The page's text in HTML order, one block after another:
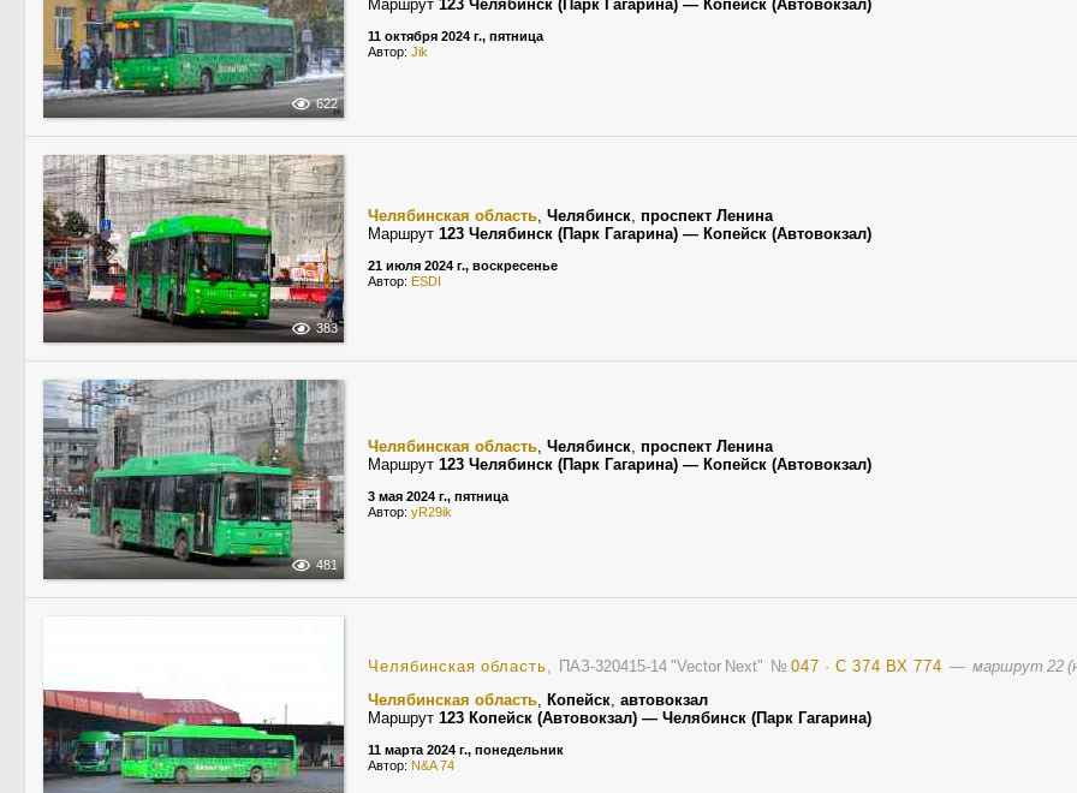
622
Маршрут 123 Челябинск (Парк Гагарина) — Копейск (Автовокзал)
11 октября 2024 г., пятница
Автор: Jik
383
Челябинская область, Челябинск, проспект Ленина
Маршрут 123 Челябинск (Парк Гагарина) — Копейск (Автовокзал)
21 июля 2024 г., воскресенье
Автор: ESDI
481
Челябинская область, Челябинск, проспект Ленина
Маршрут 123 Челябинск (Парк Гагарина) — Копейск (Автовокзал)
3 мая 2024 г., пятница
Автор: yR29ik
Челябинская область, ПАЗ-320415-14 "Vector Next" № 047 · С 374 ВХ 774 — маршрут 22
Челябинская область, Копейск, автовокзал
Маршрут 123 Копейск (Автовокзал) — Челябинск (Парк Гагарина)
11 марта 2024 г., понедельник
Автор: N&A 74